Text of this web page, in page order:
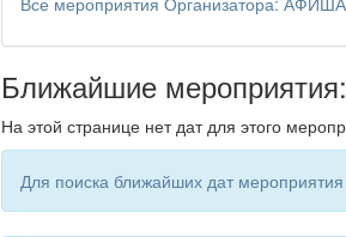
Ближайшие мероприятия:
На этой странице нет дат для этого
Для поиска ближайших дат